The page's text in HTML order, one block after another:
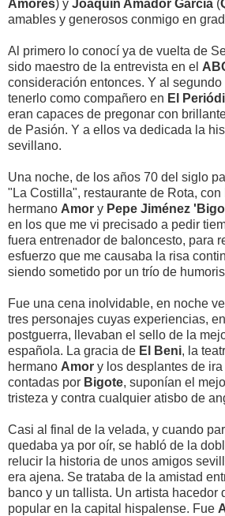
Amores) y Joaquín Amador García (
amables y generosos conmigo en
Al primero lo conocí ya de vuelta de
sido maestro de la entrevista en el
consideración entonces. Y al
tenerlo como compañero en El
eran capaces de pregonar con
de Pasión. Y a ellos va dedicada la
sevillano.
Una noche, de los años 70 del siglo
"La Costilla", restaurante de Rota, con
hermano Amor y Pepe Jiménez
en los que me vi precisado a pedir
fuera entrenador de baloncesto, para
esfuerzo que me causaba la risa
siendo sometido por un trío de
Fue una cena inolvidable, en noche
tres personajes cuyas experiencias,
postguerra, llevaban el sello de la
española. La gracia de El Beni, la
hermano Amor y los desplantes de
contadas por Bigote, suponían el
tristeza y contra cualquier atisbo de
Casi al final de la velada, y cuando
quedaba ya por oír, se habló de la
relucir la historia de unos amigos
era ajena. Se trataba de la amistad
banco y un tallista. Un artista hacedor
popular en la capital hispalense. Fue